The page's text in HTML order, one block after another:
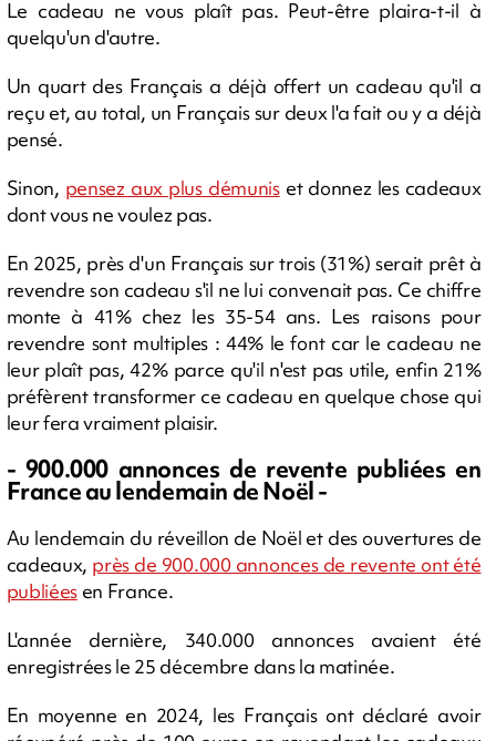
Le cadeau ne vous plaît pas. Peut-être plaira-t-il à
quelqu'un d'autre.
Un quart des Français a déjà offert un cadeau qu'il a
reçu et, au total, un Français sur deux l'a fait ou y a déjà
pensé.
Sinon, pensez aux plus démuniset donnez les cadeaux
dont vous ne voulez pas.
En 2025, près d'un Français sur trois (31%) serait prêt à
revendre son cadeau s'il ne lui convenait pas. Ce chiffre
monte à 41% chez les 35-54 ans. Les raisons pour
revendre sont multiples : 44% le font car le cadeau ne
leur plaît pas, 42% parce qu'il n'est pas utile, enfin 21%
préfèrent transformer ce cadeau en quelque chose qui
leur fera vraiment plaisir.
- 900.000 annonces de revente publiées en
France au lendemain de Noël -
Au lendemain du réveillon de Noël et des ouvertures de
cadeaux, près de 900.000 annonces de revente ont été
publiéesen France.
L'année dernière, 340.000 annonces avaient été
enregistrées le 25 décembre dans la matinée.
En moyenne en 2024, les Français ont déclaré avoir